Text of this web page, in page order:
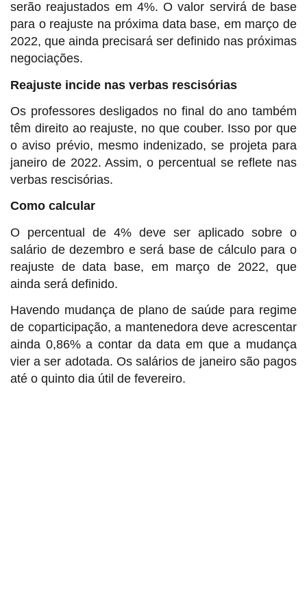
serão reajustados em 4%. O valor servirá de base
para o reajuste na próxima data base, em março de
2022, que ainda precisará ser definido nas próximas
negociações.
Reajuste incide nas verbas rescisórias
Os professores desligados no final do ano também
têm direito ao reajuste, no que couber. Isso por que
o aviso prévio, mesmo indenizado, se projeta para
janeiro de 2022. Assim, o percentual se reflete nas
verbas rescisórias.
Como calcular
O percentual de 4% deve ser aplicado sobre o
salário de dezembro e será base de cálculo para o
reajuste de data base, em março de 2022, que
ainda será definido.
Havendo mudança de plano de saúde para regime
de coparticipação, a mantenedora deve acrescentar
ainda 0,86% a contar da data em que a mudança
vier a ser adotada. Os salários de janeiro são pagos
até o quinto dia útil de fevereiro.